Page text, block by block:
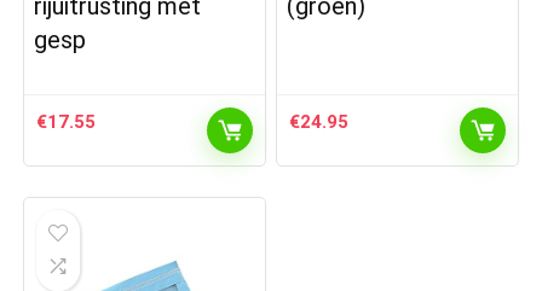
rijuitrusting met
gesp
€17.55
(groen)
€24.95